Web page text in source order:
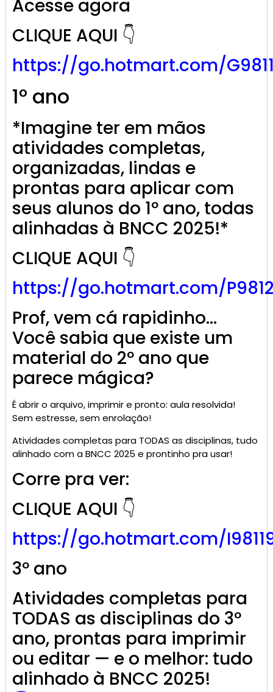
Acesse agora
CLIQUE AQUI 👇
https://go.hotmart.com/
1º ano
*Imagine ter em mãos
atividades completas,
organizadas, lindas e
prontas para aplicar com
seus alunos do 1º ano, todas
alinhadas à BNCC 2025!*
CLIQUE AQUI 👇
https://go.hotmart.com/
Prof, vem cá rapidinho…
Você sabia que existe um
material do 2º ano que
parece mágica?
É abrir o arquivo, imprimir e pronto: aula resolvida!
Sem estresse, sem enrolação!
Atividades completas para TODAS as disciplinas, tudo
alinhado com a BNCC 2025 e prontinho pra usar!
Corre pra ver:
CLIQUE AQUI 👇
https://go.hotmart.com/
3º ano
Atividades completas para
TODAS as disciplinas do 3º
ano, prontas para imprimir
ou editar — e o melhor: tudo
alinhado à BNCC 2025!